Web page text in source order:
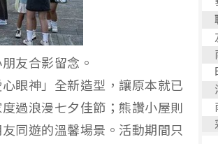
友合影留念。
眼神」全新造型，讓原本就已
過浪漫七夕佳節；熊讚小屋則
同遊的溫馨場景。活動期間只